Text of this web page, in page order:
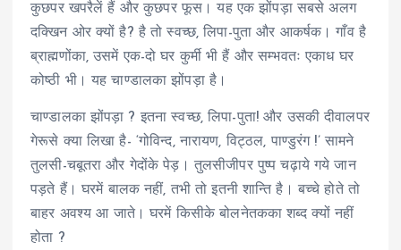
कुछपर खपरैलें हैं और कुछपर फूस। यह एक झोंपड़ा सबसे अलग
दक्खिन ओर क्यों है? है तो स्वच्छ, लिपा-पुता और आकर्षक। गाँव है
ब्राह्मणोंका, उसमें एक-दो घर कुर्मी भी हैं और सम्भवतः एकाध घर
कोष्ठी भी। यह चाण्डालका झोंपड़ा है।
चाण्डालका झोंपड़ा ? इतना स्वच्छ, लिपा-पुता! और उसकी दीवालपर
गेरूसे क्या लिखा है- ‘गोविन्द, नारायण, विट्ठल, पाण्डुरंग !’ सामने
तुलसी-चबूतरा और गेदोंके पेड़। तुलसीजीपर पुष्प चढ़ाये गये जान
पड़ते हैं। घरमें बालक नहीं, तभी तो इतनी शान्ति है। बच्चे होते तो
बाहर अवश्य आ जाते। घरमें किसीके बोलनेतकका शब्द क्यों नहीं
होता ?